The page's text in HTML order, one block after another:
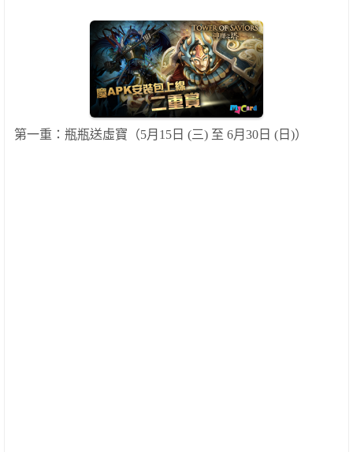
第一重：瓶瓶送虛寶（5月 15 日 (三) 至 6月 30 日 ( 日 )）